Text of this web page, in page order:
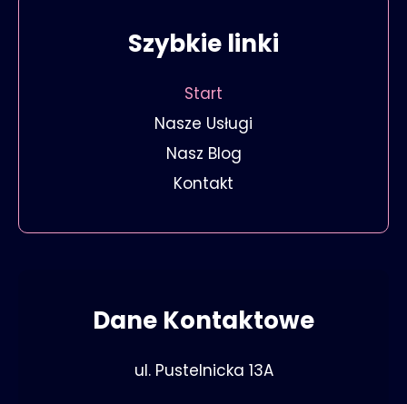
Szybkie linki
Start
Nasze Usługi
Nasz Blog
Kontakt
Dane Kontaktowe
ul. Pustelnicka 13A